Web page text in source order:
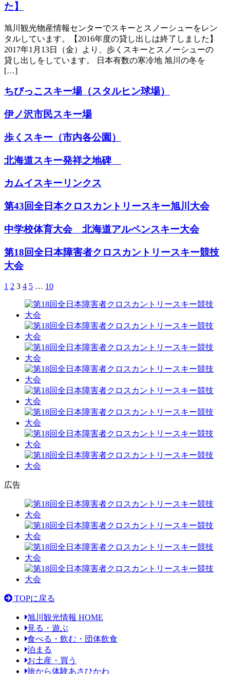
た】
旭川観光物産情報センターでスキーとスノーシューをレン
タルしています。【2016年度の貸し出しは終了しました】
2017年1月13日（金）より、歩くスキーとスノーシューの
貸し出しをしています。 日本有数の寒冷地 旭川の冬を
[…]
ちびっこスキー場（スタルヒン球場）
伊ノ沢市民スキー場
歩くスキー（市内各公園）
北海道スキー発祥之地碑
カムイスキーリンクス
第43回全日本クロスカントリースキー旭川大会
中学校体育大会 北海道アルペンスキー大会
第18回全日本障害者クロスカントリースキー競技
大会
1 2 3 4 5 … 10
広告
TOPに戻る
旭川観光情報 HOME
見る・遊ぶ
食べる・飲む・団体飲食
泊まる
お土産・買う
旅から体験あさひかわ